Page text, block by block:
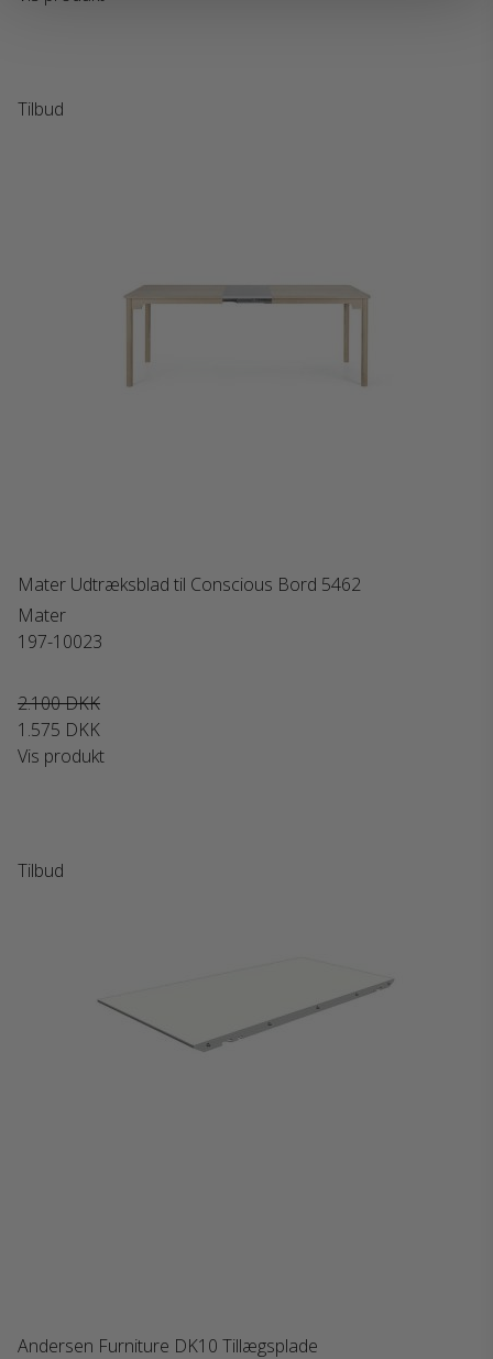
Tilbud
Mater Udtræksblad til Conscious Bord 5462
Mater
197-10023
2.100 DKK
1.575 DKK
Vis produkt
Tilbud
Andersen Furniture DK10 Tillægsplade